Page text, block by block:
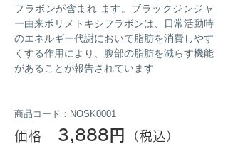
フラボンが含まれ ます。ブラックジンジャ
ー由来ポリメトキシフラボンは、日常活動時
のエネルギー代謝において脂肪を消費しやす
くする作用により、腹部の脂肪を減らす機能
があることが報告されています
商品コード：NOSK0001
価格 3,888 円 （税込）